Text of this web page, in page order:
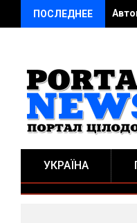
ПОСЛЕДНЕЕ
УКРАЇНА